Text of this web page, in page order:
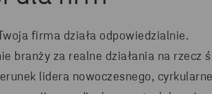
firma działa odpowiedzialnie.
branży za realne działania na rzecz
lidera nowoczesnego,